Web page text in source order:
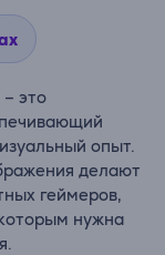
это
опыт.
делают
геймеров,
нужна